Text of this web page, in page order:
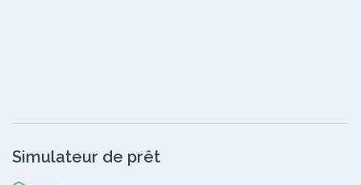
Simulateur de prêt